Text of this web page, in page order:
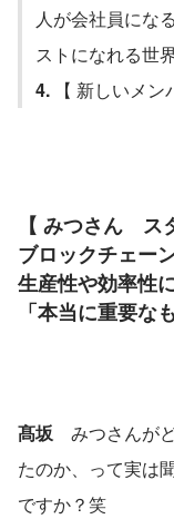
人が会社員にな
ストになれる世
4.
【 新しいメン
【 みつさん　
ブロックチェー
生産性や効率性
「本当に重要な
髙坂 みつさんが
たのか、って実は
ですか？笑